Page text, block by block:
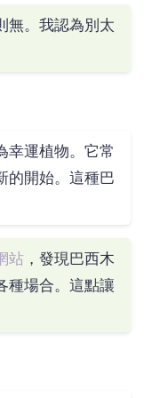
無。我認為別太
幸運植物。它常
的開始。這種巴
站 ，發現巴西木
種場合。這點讓